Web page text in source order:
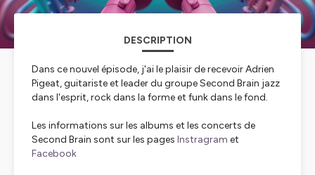
DESCRIPTION
Dans ce nouvel épisode, j'ai le plaisir de recevoir Adrien
Pigeat, guitariste et leader du groupe Second Brain jazz
dans l'esprit, rock dans la forme et funk dans le fond.
Les informations sur les albums et les concerts de
Second Brain sont sur les pages Instragram et
Facebook